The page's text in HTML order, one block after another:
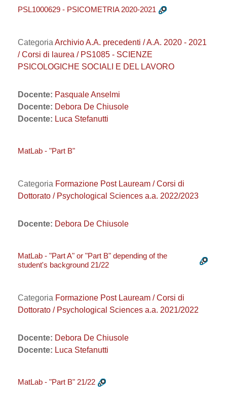
PSL1000629 - PSICOMETRIA 2020-2021
Categoria Archivio A.A. precedenti / A.A. 2020 - 2021
/ Corsi di laurea / PS1085 - SCIENZE
PSICOLOGICHE SOCIALI E DEL LAVORO
Docente: Pasquale Anselmi
Docente: Debora De Chiusole
Docente: Luca Stefanutti
MatLab - "Part B"
Categoria Formazione Post Lauream / Corsi di
Dottorato / Psychological Sciences a.a. 2022/2023
Docente: Debora De Chiusole
MatLab - "Part A" or "Part B" depending of the
student's background 21/22
Categoria Formazione Post Lauream / Corsi di
Dottorato / Psychological Sciences a.a. 2021/2022
Docente: Debora De Chiusole
Docente: Luca Stefanutti
MatLab - "Part B" 21/22